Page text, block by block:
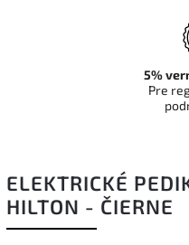
ELEKTRICKÉ
HILTON - ČIERNE
5%
Pre